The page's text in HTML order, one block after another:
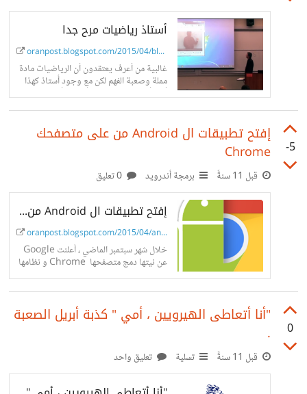
أستاذ رياضيات مرح جدا
oranpost.blogspot.com/2015/04/blog-pos...
غالبية من أعرف يعتقدون أن الرياضيات مادة
مملة وصعبة الفهم لكن مع وجود أستاذ كهذا
أظن أن الأشياء ستصبح أفضل ، أليس كذلك
-5
إفتح تطبيقات ال Android من على متصفحك
Chrome
قبل 11 سنةً برمجة أندرويد
إفتح تطبيقات ال Android من على متصفحك Chrome
oranpost.blogspot.com/2015/04/android-...
خلال شهر سبتمبر الماضي ، أعلنت Google
عن نيتها دمج متصفحها Chrome و نظامها
الشهير ال الخاص بالهواتف الذكية Android
0
"أنا أتعاطى الهيرويين ، أمي " كذبة أبريل الصعبة
.
قبل 11 سنةً تسلية تعليق واحد